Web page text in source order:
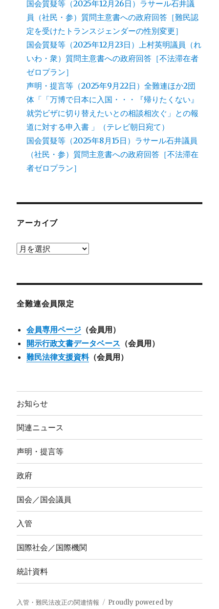
国会質疑等（2025年12月26日）ラサール石井議
員（社民・参）質問主意書への政府回答［難民認
定を受けたトランスジェンダーの性別変更］
国会質疑等（2025年12月23日）上村英明議員（れ
いわ・衆）質問主意書への政府回答［不法滞在者
ゼロプラン］
声明・提言等（2025年9月22日）全難連ほか2団
体「「万博で日本に入国・・・『帰りたくない』
就労ビザに切り替えたいとの相談相次ぐ」との報
道に対する申入書 」（テレビ朝日宛て）
国会質疑等（2025年8月15日）ラサール石井議員
（社民・参）質問主意書への政府回答［不法滞在
者ゼロプラン］
アーカイブ
ア
ブ
全難連会員限定
会員専用ページ （会員用）
開示行政文書データベース （会員用）
難民法律支援資料（会員用）
お知らせ
関連ニュース
声明・提言等
政府
国会／国会議員
入管
国際社会／国際機関
統計資料
入管・難民法改正の関連情報
Proudly powered by